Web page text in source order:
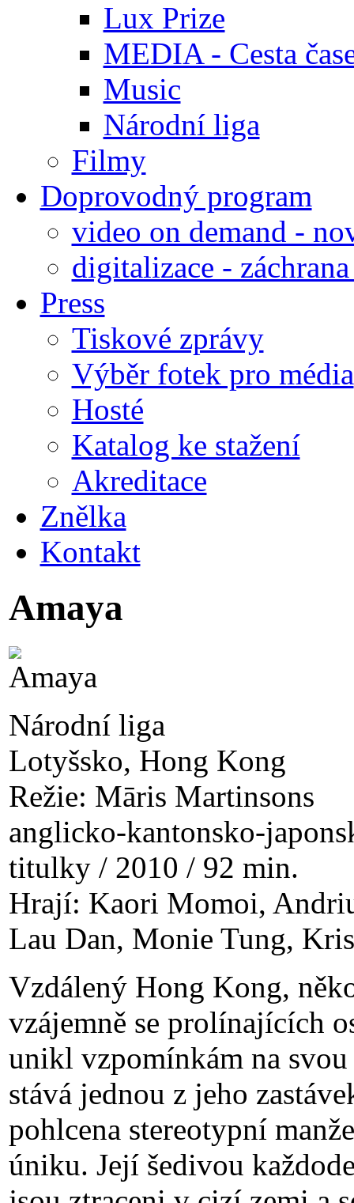
Lux Prize
MEDIA - Cesta
Music
Národní liga
Filmy
Doprovodný program
video on demand -
digitalizace -
Press
Tiskové zprávy
Výběr fotek pro média
Hosté
Katalog ke stažení
Akreditace
Znělka
Kontakt
Amaya
Národní liga
Lotyšsko, Hong Kong
Režie: Māris Martinsons
anglicko-kantonsko-
titulky / 2010 / 92 min.
Hrají: Kaori Momoi,
Lau Dan, Monie Tung,
Vzdálený Hong Kong,
vzájemně se prolínajících
unikl vzpomínkám na
stává jednou z jeho
pohlcena stereotypní
úniku. Její šedivou